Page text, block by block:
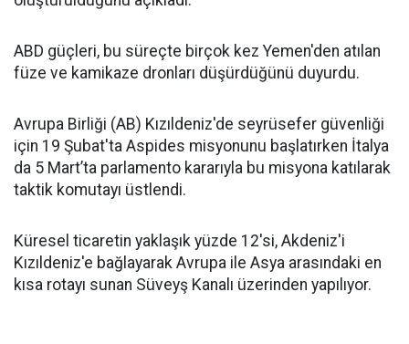
ABD güçleri, bu süreçte birçok kez Yemen'den atılan
füze ve kamikaze dronları düşürdüğünü duyurdu.
Avrupa Birliği (AB) Kızıldeniz'de seyrüsefer güvenliği
için 19 Şubat'ta Aspides misyonunu başlatırken İtalya
da 5 Mart’ta parlamento kararıyla bu misyona katılarak
taktik komutayı üstlendi.
Küresel ticaretin yaklaşık yüzde 12'si, Akdeniz'i
Kızıldeniz'e bağlayarak Avrupa ile Asya arasındaki en
kısa rotayı sunan Süveyş Kanalı üzerinden yapılıyor.